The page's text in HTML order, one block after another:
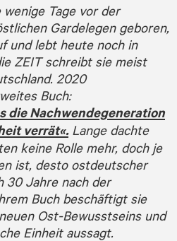
wenige Tage vor der
Gardelegen geboren,
und lebt heute noch in
ZEIT schreibt sie meist
2020
Buch:
die Nachwende­generation
verrät«. Lange dachte
keine Rolle mehr, doch je
ist, desto ostdeutscher
30 Jahre nach der
Buch beschäftigt sie
Ost-Bewusstseins und
Einheit aussagt.